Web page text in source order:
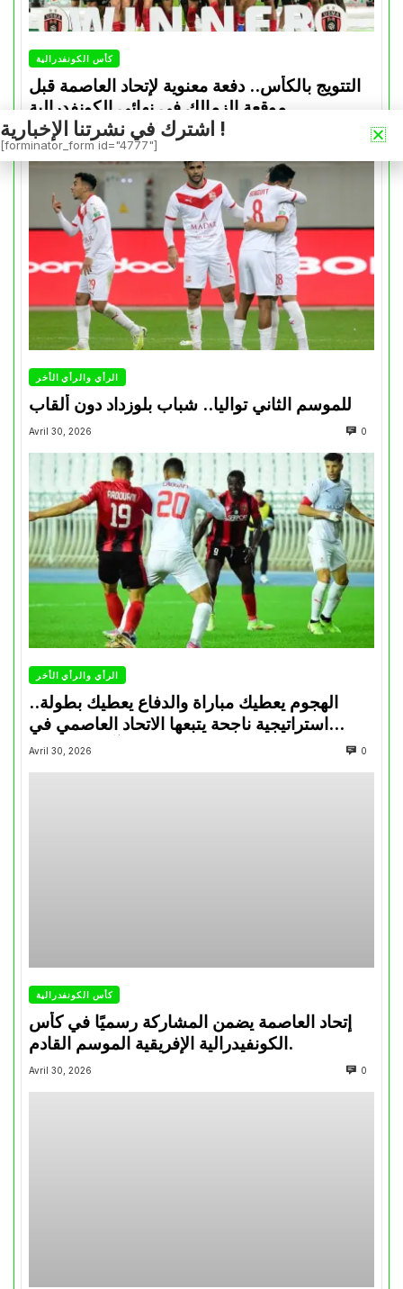
كأس الكونفدرالية
التتويج بالكأس.. دفعة معنوية لإتحاد العاصمة قبل
موقعة الزمالك في نهائي الكونفدرالية
Avril 30, 2026
الرأي والرأي الأخر
للموسم الثاني تواليا.. شباب بلوزداد دون ألقاب
Avril 30, 2026 0
الرأي والرأي الأخر
الهجوم يعطيك مباراة والدفاع يعطيك بطولة..
استراتيجية ناجحة يتبعها الاتحاد العاصمي في
تتويجاته آخر السنوات
Avril 30, 2026 0
كأس الكونفدرالية
إتحاد العاصمة يضمن المشاركة رسميًا في كأس
الكونفيدرالية الإفريقية الموسم القادم.
Avril 30, 2026 0
اشترك في نشرتنا الإخبارية !
[forminator_form id="4777"]